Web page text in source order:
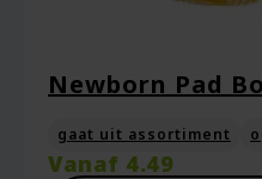
Newborn Pad
gaat uit assortiment
Vanaf 4.49